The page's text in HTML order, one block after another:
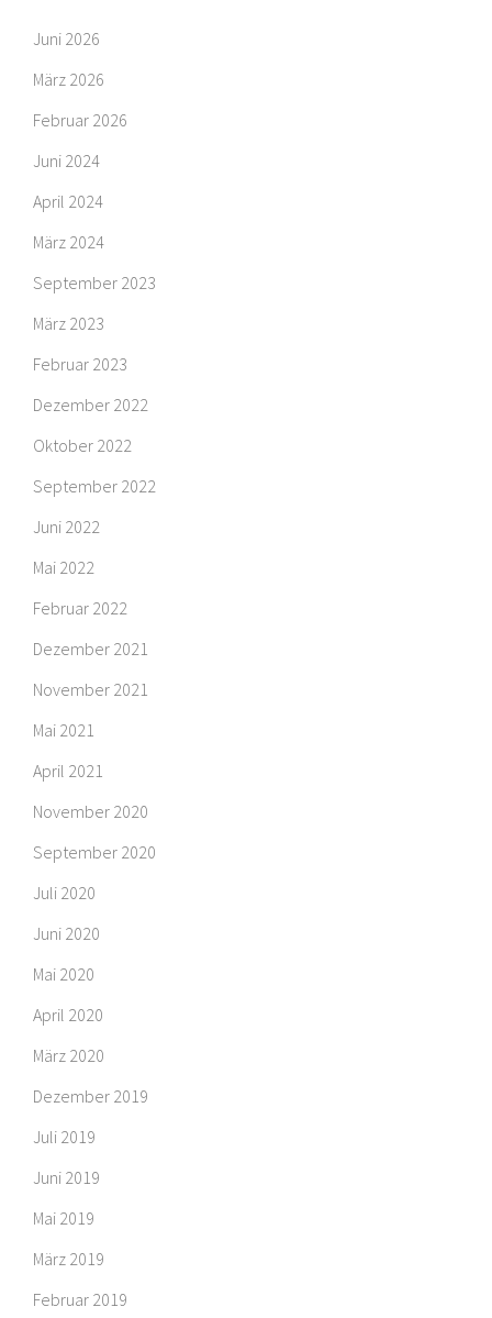
Juni 2026
März 2026
Februar 2026
Juni 2024
April 2024
März 2024
September 2023
März 2023
Februar 2023
Dezember 2022
Oktober 2022
September 2022
Juni 2022
Mai 2022
Februar 2022
Dezember 2021
November 2021
Mai 2021
April 2021
November 2020
September 2020
Juli 2020
Juni 2020
Mai 2020
April 2020
März 2020
Dezember 2019
Juli 2019
Juni 2019
Mai 2019
März 2019
Februar 2019